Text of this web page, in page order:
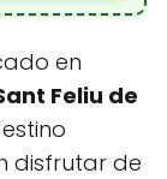
en
Feliu de
disfrutar de